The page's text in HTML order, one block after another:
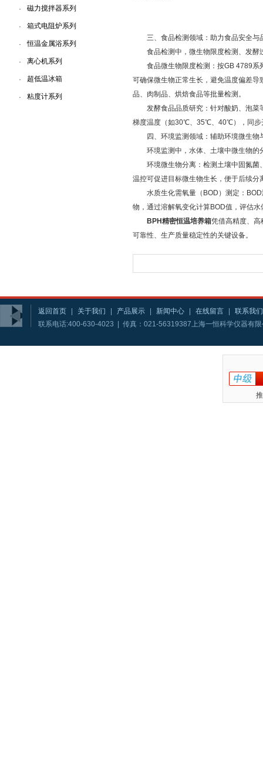
· 磁力搅拌器系列
· 箱式电阻炉系列
· 恒温金属浴系列
· 离心机系列
· 超低温冰箱
· 粘度计系列
三、食品检测领域：助力食品安全与
食品检测中，微生物限度检测、发酵
食品微生物限度检测：按GB 4789系
可确保微生物正常生长，避免温度偏差
品、肉制品、烘焙食品等批量检测。
发酵食品品质研究：针对酸奶、泡菜
梯度温度（如30℃、35℃、40℃），同步
四、环境监测领域：辅助环境微生物
环境监测中，水体、土壤中微生物的
环境微生物分离：检测土壤中固氮菌
温控可促进目标微生物生长，便于后续
水质生化需氧量（BOD）测定：BOD
物，通过溶解氧变化计算BOD值，评估
BPH精密恒温培养箱凭借高精度、高
可靠性、生产质量稳定性的关键设备。
返回首页 关于我们 产品展示 新闻中心 在线留言
联系我们
联系电话:400-630-4023 | 传真：021-56319387上海一恒科学仪器有限